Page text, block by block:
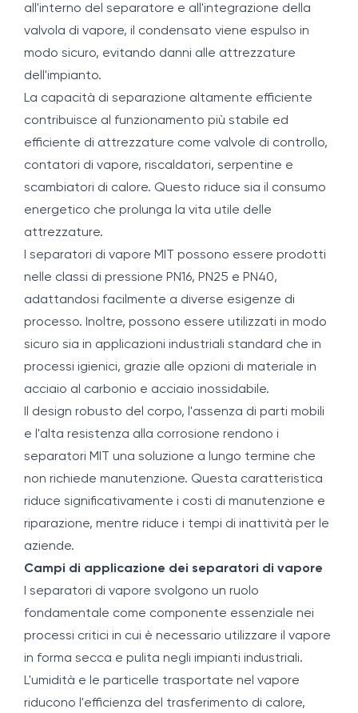
all'interno del separatore e all'integrazione della
valvola di vapore, il condensato viene espulso in
modo sicuro, evitando danni alle attrezzature
dell'impianto.
La capacità di separazione altamente efficiente
contribuisce al funzionamento più stabile ed
efficiente di attrezzature come valvole di controllo,
contatori di vapore, riscaldatori, serpentine e
scambiatori di calore. Questo riduce sia il consumo
energetico che prolunga la vita utile delle
attrezzature.
I separatori di vapore MIT possono essere prodotti
nelle classi di pressione PN16, PN25 e PN40,
adattandosi facilmente a diverse esigenze di
processo. Inoltre, possono essere utilizzati in modo
sicuro sia in applicazioni industriali standard che in
processi igienici, grazie alle opzioni di materiale in
acciaio al carbonio e acciaio inossidabile.
Il design robusto del corpo, l'assenza di parti mobili
e l'alta resistenza alla corrosione rendono i
separatori MIT una soluzione a lungo termine che
non richiede manutenzione. Questa caratteristica
riduce significativamente i costi di manutenzione e
riparazione, mentre riduce i tempi di inattività per le
aziende.
Campi di applicazione dei separatori di vapore
I separatori di vapore svolgono un ruolo
fondamentale come componente essenziale nei
processi critici in cui è necessario utilizzare il vapore
in forma secca e pulita negli impianti industriali.
L'umidità e le particelle trasportate nel vapore
riducono l'efficienza del trasferimento di calore,